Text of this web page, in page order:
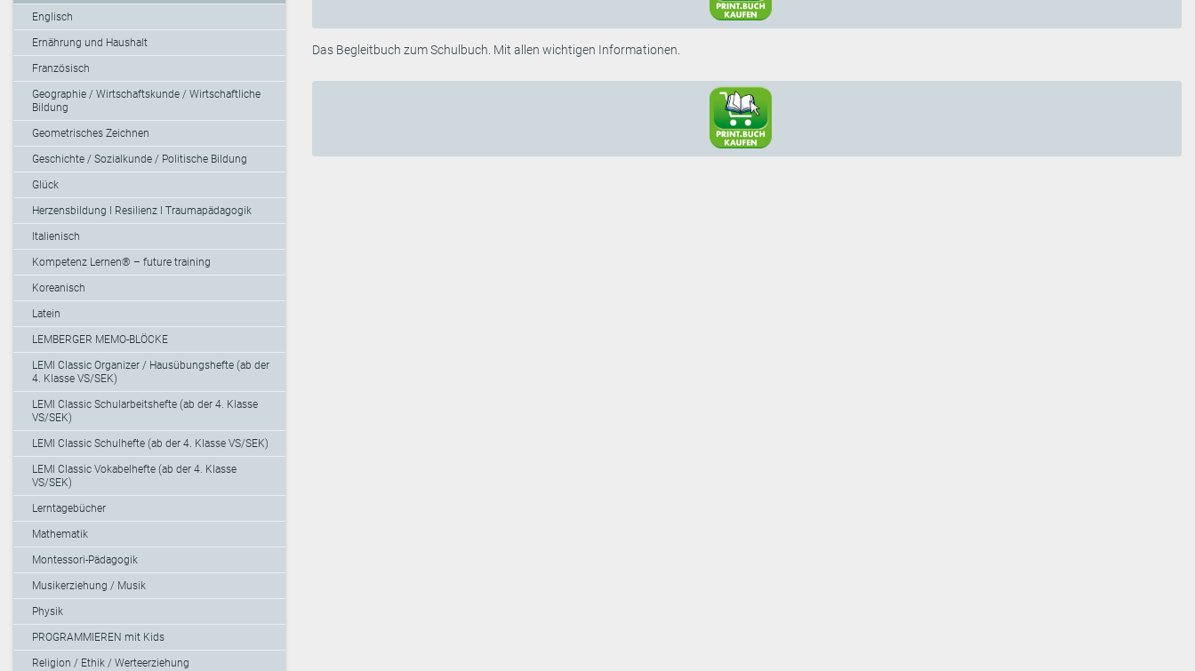
Englisch
Ernährung und Haushalt
Französisch
Geographie / Wirtschaftskunde / Wirtschaftliche
Bildung
Geometrisches Zeichnen
Geschichte / Sozialkunde / Politische Bildung
Glück
Herzensbildung I Resilienz I Traumapädagogik
Italienisch
Kompetenz Lernen® – future training
Koreanisch
Latein
LEMBERGER MEMO-BLÖCKE
LEMI Classic Organizer / Hausübungshefte (ab der
4. Klasse VS/SEK)
LEMI Classic Schularbeitshefte (ab der 4. Klasse
VS/SEK)
LEMI Classic Schulhefte (ab der 4. Klasse VS/SEK)
LEMI Classic Vokabelhefte (ab der 4. Klasse
VS/SEK)
Lerntagebücher
Mathematik
Montessori-Pädagogik
Musikerziehung / Musik
Physik
PROGRAMMIEREN mit Kids
Religion / Ethik / Werteerziehung
Das Begleitbuch zum Schulbuch. Mit allen wichtigen Informationen.